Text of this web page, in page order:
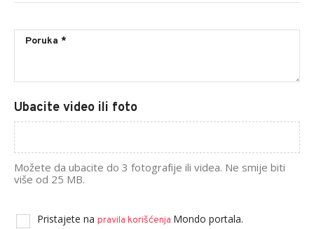
Ubacite video ili foto
Možete da ubacite do 3 fotografije ili videa. Ne smije biti
više od 25 MB.
Pristajete na pravila korišćenja Mondo portala.